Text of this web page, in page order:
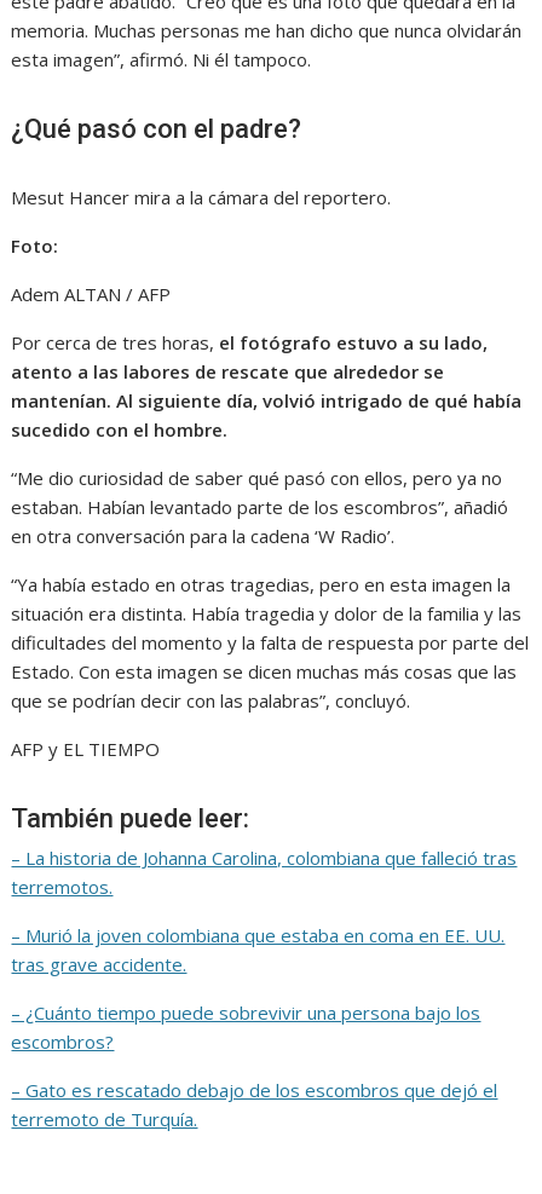
memoria. Muchas personas me han dicho que nunca olvidarán
esta imagen”, afirmó. Ni él tampoco.
¿Qué pasó con el padre?
Mesut Hancer mira a la cámara del reportero.
Foto:
Adem ALTAN / AFP
Por cerca de tres horas, el fotógrafo estuvo a su lado,
atento a las labores de rescate que alrededor se
mantenían. Al siguiente día, volvió intrigado de qué había
sucedido con el hombre.
“Me dio curiosidad de saber qué pasó con ellos, pero ya no
estaban. Habían levantado parte de los escombros”, añadió
en otra conversación para la cadena ‘W Radio’.
“Ya había estado en otras tragedias, pero en esta imagen la
situación era distinta. Había tragedia y dolor de la familia y las
dificultades del momento y la falta de respuesta por parte del
Estado. Con esta imagen se dicen muchas más cosas que las
que se podrían decir con las palabras”, concluyó.
AFP y EL TIEMPO
También puede leer:
– La historia de Johanna Carolina, colombiana que falleció tras
terremotos.
– Murió la joven colombiana que estaba en coma en EE. UU.
tras grave accidente.
– ¿Cuánto tiempo puede sobrevivir una persona bajo los
escombros?
– Gato es rescatado debajo de los escombros que dejó el
terremoto de Turquía.